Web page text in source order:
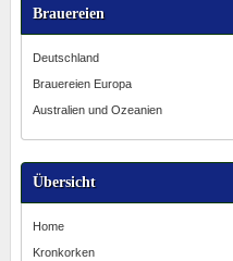
Brauereien
Deutschland
Brauereien Europa
Australien und Ozeanien
Übersicht
Home
Kronkorken